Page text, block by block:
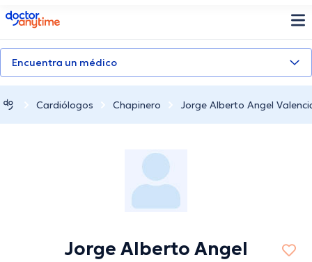
doctoranytime
Encuentra un médico
Cardiólogos Chapinero Jorge Alberto Angel
Jorge Alberto Angel